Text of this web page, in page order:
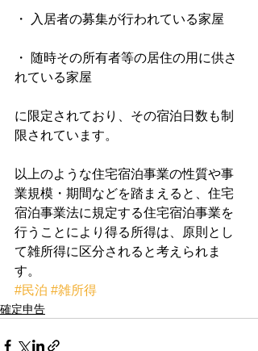
・ 入居者の募集が行われている家屋
・ 随時その所有者等の居住の用に供さ
れている家屋
に限定されており、その宿泊日数も制
限されています。
以上のような住宅宿泊事業の性質や事
業規模・期間などを踏まえると、住宅
宿泊事業法に規定する住宅宿泊事業を
行うことにより得る所得は、原則とし
て雑所得に区分されると考えられま
す。
#民泊 #雑所得
確定申告